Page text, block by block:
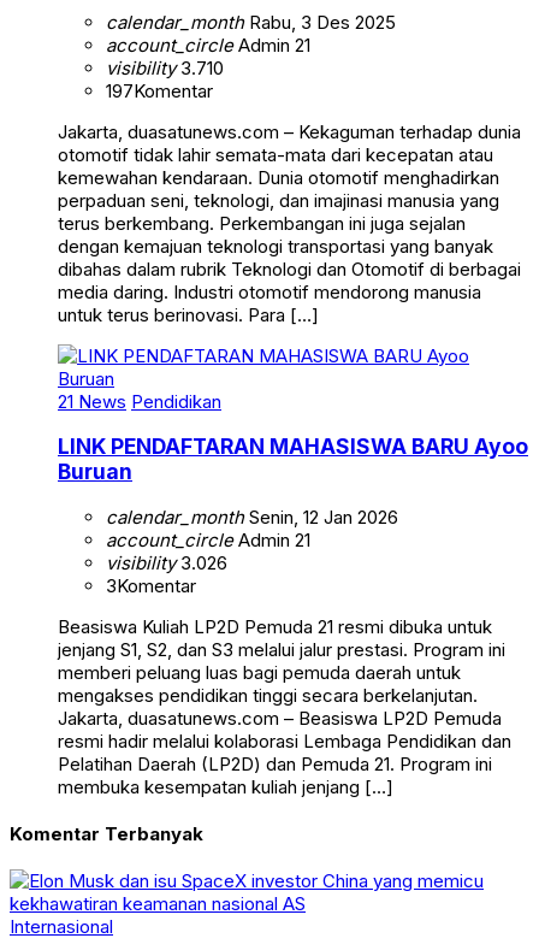
calendar_monthRabu, 3 Des 2025
account_circleAdmin 21
visibility3.710
197Komentar
Jakarta, duasatunews.com – Kekaguman terhadap dunia
otomotif tidak lahir semata-mata dari kecepatan atau
kemewahan kendaraan. Dunia otomotif menghadirkan
perpaduan seni, teknologi, dan imajinasi manusia yang
terus berkembang. Perkembangan ini juga sejalan
dengan kemajuan teknologi transportasi yang banyak
dibahas dalam rubrik Teknologi dan Otomotif di berbagai
media daring. Industri otomotif mendorong manusia
untuk terus berinovasi. Para […]
21 News Pendidikan
LINK PENDAFTARAN MAHASISWA BARU Ayoo
Buruan
calendar_monthSenin, 12 Jan 2026
account_circleAdmin 21
visibility3.026
3Komentar
Beasiswa Kuliah LP2D Pemuda 21 resmi dibuka untuk
jenjang S1, S2, dan S3 melalui jalur prestasi. Program ini
memberi peluang luas bagi pemuda daerah untuk
mengakses pendidikan tinggi secara berkelanjutan.
Jakarta, duasatunews.com – Beasiswa LP2D Pemuda
resmi hadir melalui kolaborasi Lembaga Pendidikan dan
Pelatihan Daerah (LP2D) dan Pemuda 21. Program ini
membuka kesempatan kuliah jenjang […]
Komentar Terbanyak
Internasional